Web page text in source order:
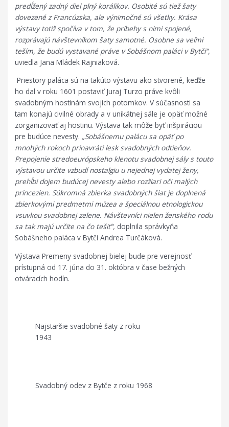
predĺžený zadný diel plný korálikov. Osobité sú tiež šaty
dovezené z Francúzska, ale výnimočné sú všetky. Krása
výstavy totiž spočíva v tom, že príbehy s nimi spojené,
rozprávajú návštevníkom šaty samotné. Osobne sa veľmi
teším, že budú vystavané práve v Sobášnom paláci v Bytči“,
uviedla Jana Mládek Rajniaková.
Priestory paláca sú na takúto výstavu ako stvorené, keďže
ho dal v roku 1601 postaviť Juraj Turzo práve kvôli
svadobným hostinám svojich potomkov. V súčasnosti sa
tam konajú civilné obrady a v unikátnej sále je opäť možné
zorganizovať aj hostinu. Výstava tak môže byť inšpiráciou
pre budúce nevesty. „Sobášnemu palácu sa opäť po
mnohých rokoch prinavráti lesk svadobných odtieňov.
Prepojenie stredoeurópskeho klenotu svadobnej sály s touto
výstavou určite vzbudí nostalgiu u nejednej vydatej ženy,
prehĺbi dojem budúcej nevesty alebo rozžiari oči malých
princezien. Súkromná zbierka svadobných šiat je doplnená
zbierkovými predmetmi múzea a špeciálnou etnologickou
vsuvkou svadobnej zelene. Návštevníci nielen ženského rodu
sa tak majú určite na čo tešiť“, doplnila správkyňa
Sobášneho paláca v Bytči Andrea Turčáková.
Výstava Premeny svadobnej bielej bude pre verejnosť
prístupná od 17. júna do 31. októbra v čase bežných
otváracích hodín.
Najstaršie svadobné šaty z roku
1943
Svadobný odev z Bytče z roku 1968